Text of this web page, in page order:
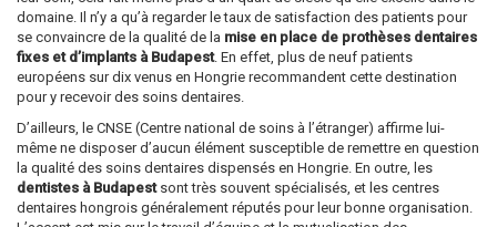
domaine. Il n’y a qu’à regarder le taux de satisfaction des patients pour
se convaincre de la qualité de la mise en place de prothèses dentaires
fixes et d’implants à Budapest. En effet, plus de neuf patients
européens sur dix venus en Hongrie recommandent cette destination
pour y recevoir des soins dentaires.
D’ailleurs, le CNSE (Centre national de soins à l’étranger) affirme lui-
même ne disposer d’aucun élément susceptible de remettre en question
la qualité des soins dentaires dispensés en Hongrie. En outre, les
dentistes à Budapestsont très souvent spécialisés, et les centres
dentaires hongrois généralement réputés pour leur bonne organisation.